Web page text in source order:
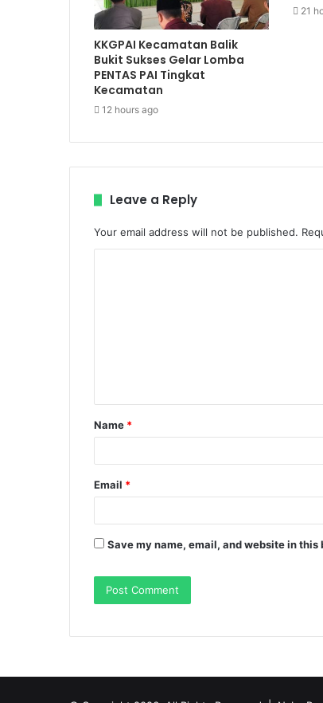
KKGPAI Kecamatan Balik
Bukit Sukses Gelar Lomba
PENTAS PAI Tingkat
Kecamatan
12 hours ago
21
Leave a Reply
Your email address will not be published.
t
*
Name *
Email *
Save my name, email, and website in